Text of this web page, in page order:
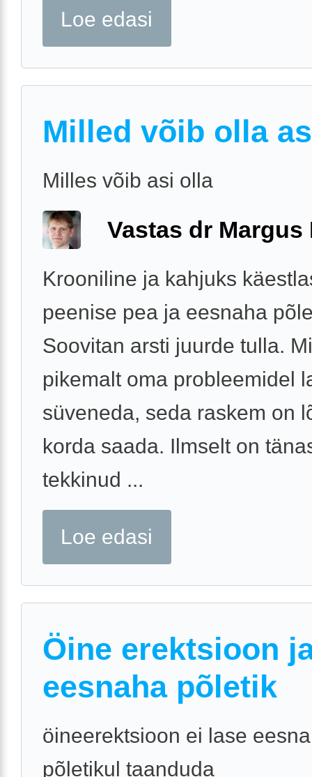
Loe edasi
Milled võib olla
Milles võib asi olla
Vastas dr Margus
Krooniline ja kahjuks
peenise pea ja eesnaha
Soovitan arsti juurde tulla.
pikemalt oma probleemidel
süveneda, seda raskem on
korda saada. Ilmselt on
tekkinud ...
Loe edasi
Öine erektsioon
eesnaha põletik
öineerektsioon ei lase
põletikul taanduda